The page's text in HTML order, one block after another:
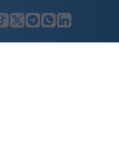
legale Milano, Largo F. Richini, 2/A,